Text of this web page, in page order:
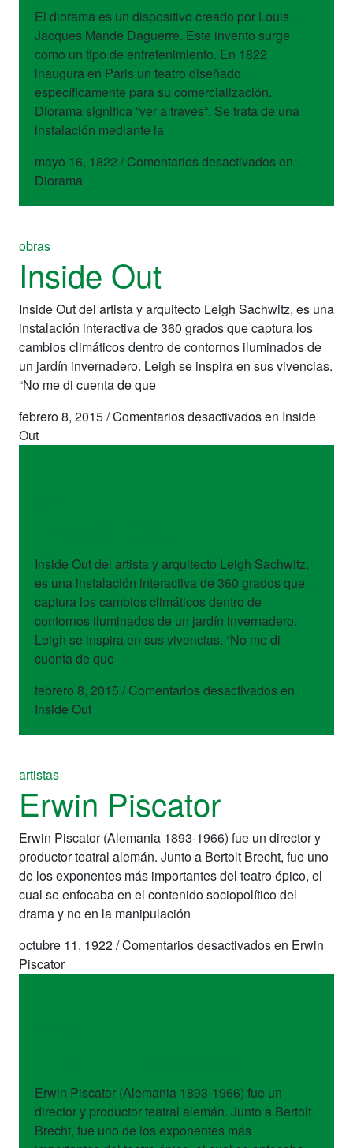
El diorama es un dispositivo creado por Louis
Jacques Mande Daguerre. Este invento surge
como un tipo de entretenimiento. En 1822
inaugura en Paris un teatro diseñado
específicamente para su comercialización.
Diorama significa “ver a través“. Se trata de una
instalación mediante la
mayo 16, 1822 / Comentarios desactivadosen
Diorama
obras
Inside Out
Inside Out del artista y arquitecto Leigh Sachwitz, es una
instalación interactiva de 360 grados que captura los
cambios climáticos dentro de contornos iluminados de
un jardín invernadero. Leigh se inspira en sus vivencias.
“No me di cuenta de que
febrero 8, 2015/Comentarios desactivadosen Inside
Out
Inside Out del artista y arquitecto Leigh Sachwitz,
es una instalación interactiva de 360 grados que
captura los cambios climáticos dentro de
contornos iluminados de un jardín invernadero.
Leigh se inspira en sus vivencias. “No me di
cuenta de que
febrero 8, 2015 / Comentarios desactivadosen
Inside Out
artistas
Erwin Piscator
Erwin Piscator (Alemania 1893-1966) fue un director y
productor teatral alemán. Junto a Bertolt Brecht, fue uno
de los exponentes más importantes del teatro épico, el
cual se enfocaba en el contenido sociopolítico del
drama y no en la manipulación
octubre 11, 1922/Comentarios desactivadosen Erwin
Piscator
Erwin Piscator (Alemania 1893-1966) fue un
director y productor teatral alemán. Junto a Bertolt
Brecht, fue uno de los exponentes más